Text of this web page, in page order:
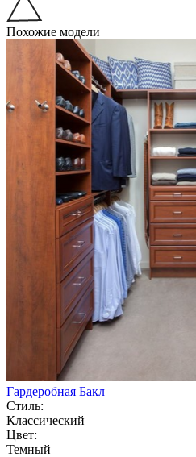
Похожие модели
Гардеробная Бакл
Стиль:
Классический
Цвет:
Темный